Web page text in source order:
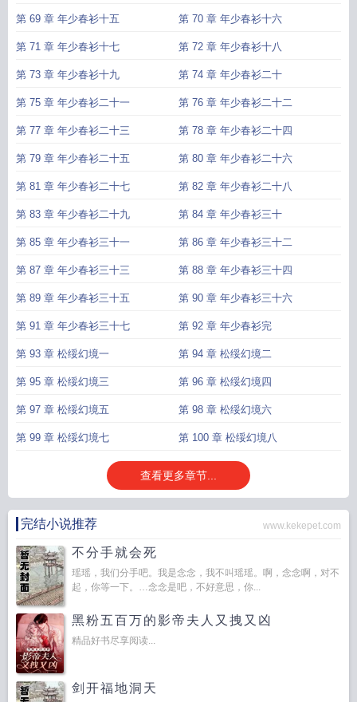
第 69 章 年少春衫十五 第 70 章 年少春衫十六
第 71 章 年少春衫十七 第 72 章 年少春衫十八
第 73 章 年少春衫十九 第 74 章 年少春衫二十
第 75 章 年少春衫二十一 第 76 章 年少春衫二十二
第 77 章 年少春衫二十三 第 78 章 年少春衫二十四
第 79 章 年少春衫二十五 第 80 章 年少春衫二十六
第 81 章 年少春衫二十七 第 82 章 年少春衫二十八
第 83 章 年少春衫二十九 第 84 章 年少春衫三十
第 85 章 年少春衫三十一 第 86 章 年少春衫三十二
第 87 章 年少春衫三十三 第 88 章 年少春衫三十四
第 89 章 年少春衫三十五 第 90 章 年少春衫三十六
第 91 章 年少春衫三十七 第 92 章 年少春衫完
第 93 章 松绥幻境一 第 94 章 松绥幻境二
第 95 章 松绥幻境三 第 96 章 松绥幻境四
第 97 章 松绥幻境五 第 98 章 松绥幻境六
第 99 章 松绥幻境七 第 100 章 松绥幻境八
查看更多章节...
完结小说推荐 www.kekepet.com
不分手就会死
瑶瑶，我们分手吧。我是念念，我不叫瑶瑶。啊，念念啊，对不
起，你等一下。…念念是吧，不好意思，你...
黑粉五百万的影帝夫人又拽又凶
精品好书尽享阅读...
剑开福地洞天